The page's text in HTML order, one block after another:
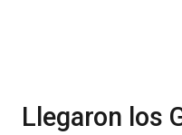
Llegaron los